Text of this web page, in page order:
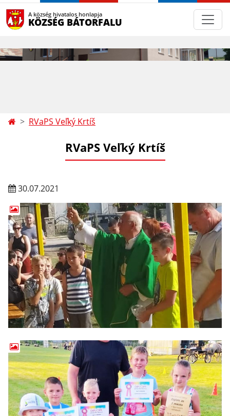
A község hivatalos honlapja
KÖZSÉG BÁTORFALU
RVaPS Veľký Krtíš
RVaPS Veľký Krtíš
30.07.2021